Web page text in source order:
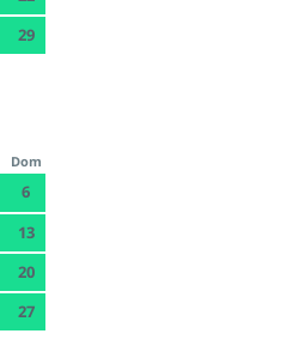
29
Dom
6
13
20
27